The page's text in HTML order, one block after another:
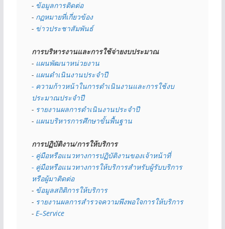
- ข้อมูลการติดต่อ
- กฏหมายที่เกี่ยวข้อง
- ข่าวประชาสัมพันธ์
การบริหารงานและการใช้จ่ายงบประมาณ
- แผนพัฒนาหน่วยงาน
- แผนดำเนินงานประจำปี
- ความก้าวหน้าในการดำเนินงานและการใช้งบ
ประมาณประจำปี
- รายงานผลการดำเนินงานประจำปี
- แผนบริหารการศึกษาขั้นพื้นฐาน
การปฏิบัติงาน/การให้บริการ
- คู่มือหรือแนวทางการปฏิบัติงานของเจ้าหน้าที่
- คู่มือหรือแนวทางการให้บริการสำหรับผู้รับบริการ
หรือผู้มาติดต่อ
- ข้อมูลสถิติการให้บริการ
- รายงานผลการสำรวจความพึงพอใจการให้บริการ
- E–Service